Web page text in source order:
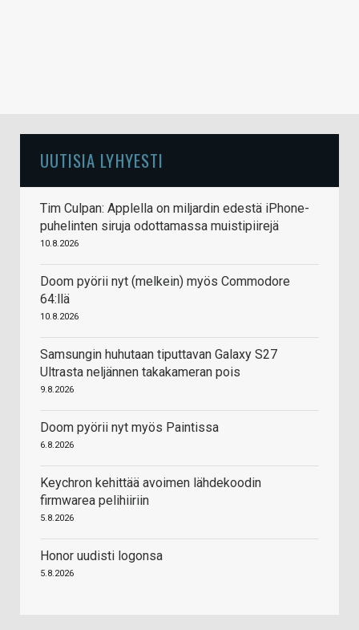
UUTISIA LYHYESTI
Tim Culpan: Applella on miljardin edestä iPhone-
puhelinten siruja odottamassa muistipiirejä
10.8.2026
Doom pyörii nyt (melkein) myös Commodore
64:llä
10.8.2026
Samsungin huhutaan tiputtavan Galaxy S27
Ultrasta neljännen takakameran pois
9.8.2026
Doom pyörii nyt myös Paintissa
6.8.2026
Keychron kehittää avoimen lähdekoodin
firmwarea pelihiiriin
5.8.2026
Honor uudisti logonsa
5.8.2026